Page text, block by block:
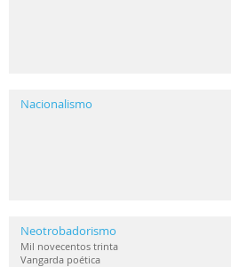
Nacionalismo
Neotrobadorismo
Mil novecentos trinta
Vangarda poética